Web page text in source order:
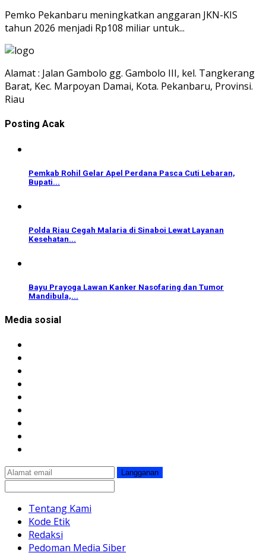
Pemko Pekanbaru meningkatkan anggaran JKN-KIS
tahun 2026 menjadi Rp108 miliar untuk...
Alamat : Jalan Gambolo gg. Gambolo III, kel. Tangkerang
Barat, Kec. Marpoyan Damai, Kota. Pekanbaru, Provinsi.
Riau
Posting Acak
Pemkab Rohil Gelar Apel Perdana Pasca Cuti Lebaran,
Bupati...
Polda Riau Cegah Malaria di Sinaboi Lewat Layanan
Kesehatan...
Bayu Prayoga Lawan Kanker Nasofaring dan Tumor
Mandibula,...
Media sosial
Langganan
Tentang Kami
Kode Etik
Redaksi
Pedoman Media Siber